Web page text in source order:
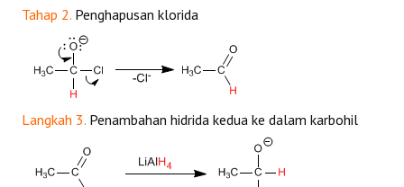
Tahap 2. Penghapusan klorida
Langkah 3. Penambahan hidrida kedua ke dalam karbohil